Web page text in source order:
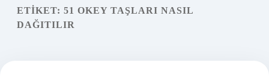
Yasal Uyarı
ETIKET: 51 OKEY TAŞLARI NASIL
DAĞITILIR